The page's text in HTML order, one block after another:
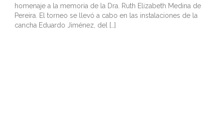
homenaje a la memoria de la Dra. Ruth Elizabeth Medina de
Pereira. El torneo se llevó a cabo en las instalaciones de la
cancha Eduardo Jiménez, del […]